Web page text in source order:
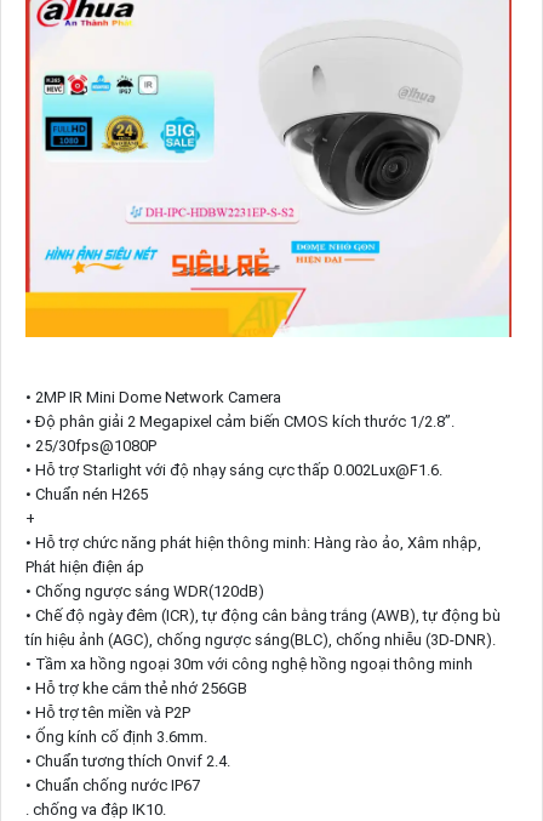
• 2MP IR Mini Dome Network Camera
• Độ phân giải 2 Megapixel cảm biến CMOS kích thước 1/2.8”.
• 25/30fps@1080P
• Hỗ trợ Starlight với độ nhạy sáng cực thấp 0.002Lux@F1.6.
• Chuẩn nén H265
+
• Hỗ trợ chức năng phát hiện thông minh: Hàng rào ảo, Xâm nhập,
Phát hiện điện áp
• Chống ngược sáng WDR(120dB)
• Chế độ ngày đêm (ICR), tự động cân bằng trắng (AWB), tự động bù
tín hiệu ảnh (AGC), chống ngược sáng(BLC), chống nhiễu (3D-DNR).
• Tầm xa hồng ngoại 30m với công nghệ hồng ngoại thông minh
• Hỗ trợ khe cắm thẻ nhớ 256GB
• Hỗ trợ tên miền và P2P
• Ống kính cố định 3.6mm.
• Chuẩn tương thích Onvif 2.4.
• Chuẩn chống nước IP67
. chống va đập IK10.